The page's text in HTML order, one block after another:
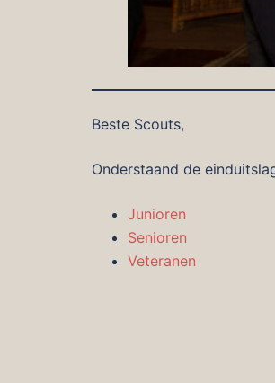
Beste Scouts,
Onderstaand de
Junioren
Senioren
Veteranen